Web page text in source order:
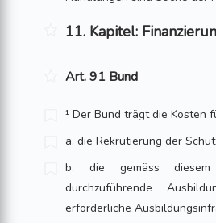
11. Kapitel:
Art. 91 Bund
¹ Der Bund trägt die Kosten
a. die Rekrutierung der
b. die gemäss
durchzuführende
erforderliche